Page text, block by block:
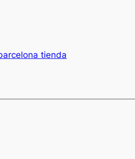
tienda